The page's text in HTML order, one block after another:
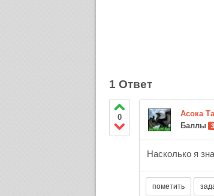
1 Ответ
0
Асока
Баллы
Насколько я